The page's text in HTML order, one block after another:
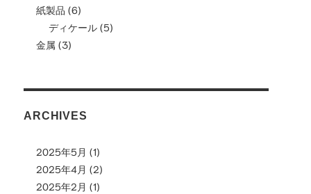
紙製品 (6)
ディケール (5)
金属 (3)
ARCHIVES
2025年5月 (1)
2025年4月 (2)
2025年2月 (1)